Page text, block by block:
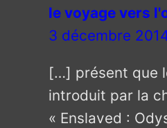
le voyage vers
3 décembre
[…] présent que
introduit par la
« Enslaved :